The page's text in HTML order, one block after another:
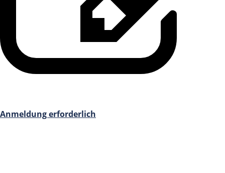
Anmeldung erforderlich